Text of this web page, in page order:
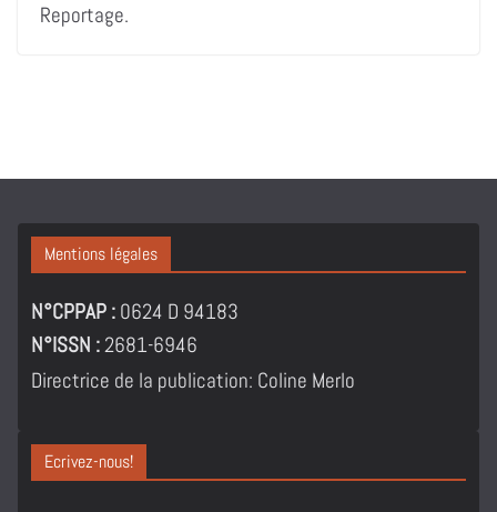
Reportage.
Mentions légales
N°CPPAP : 0624 D 94183
N°ISSN :2681-6946
Directrice de la publication: Coline Merlo
Ecrivez-nous!